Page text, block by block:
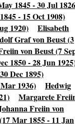
1845 - 30 Jul
- 15 Oct 1908)
1920)
Elisabeth
Graf von Beust (3
von Beust (7
1850 - 28 Jun
Dec 1895)
1936)
Hedwig
Margarete
Freiin von
Mar 1855 - 11 Jan